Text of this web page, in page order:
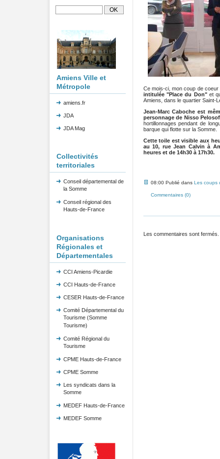
Amiens Ville et
Métropole
amiens.fr
JDA
JDA Mag
Collectivités
territoriales
Conseil départemental de
la Somme
Conseil régional des
Hauts-de-France
Organisations
Régionales et
Départementales
CCI Amiens-Picardie
CCI Hauts-de-France
CESER Hauts-de-France
Comité Départemental du
Tourisme (Somme
Tourisme)
Comité Régional du
Tourisme
CPME Hauts-de-France
CPME Somme
Les syndicats dans la
Somme
MEDEF Hauts-de-France
MEDEF Somme
Ce mois-ci, mon coup de
intitulée "Place du Don"et
Amiens, dans le quartier Saint-
Jean-Marc Caboche est
personnage de Nisso Pelosof
hortillonnages pendant de
barque qui flotte sur la Somme.
Cette toile est visible aux
au 10, rue Jean Calvin à
heures et de 14h30 à 17h30.
08:00 Publié dans Les coups
Commentaires (0)
Les commentaires sont fermés.